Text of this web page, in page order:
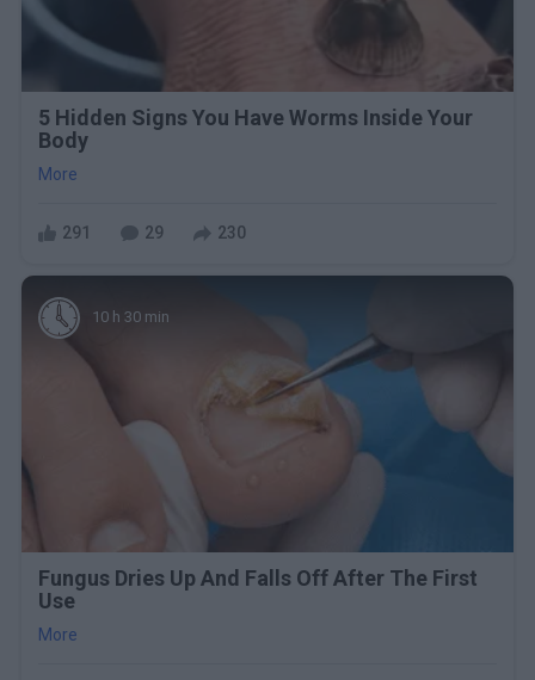
5 Hidden Signs You Have Worms Inside Your
Body
More
291 29 230
10 h 30 min
Fungus Dries Up And Falls Off After The First
Use
More